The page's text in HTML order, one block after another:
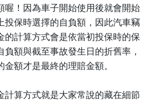
喔！因為車子開始使用後就會開始
投保時選擇的自負額，因此汽車竊
的計算方式會是依當初投保時的保
負額與截至事故發生日的折舊率，
額才是最終的理賠金額。
計算方式就是大家常說的藏在細節